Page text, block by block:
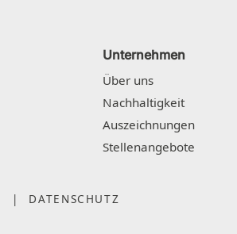
Unternehmen
Über uns
Nachhaltigkeit
Auszeichnungen
Stellenangebote
| DATENSCHUTZ